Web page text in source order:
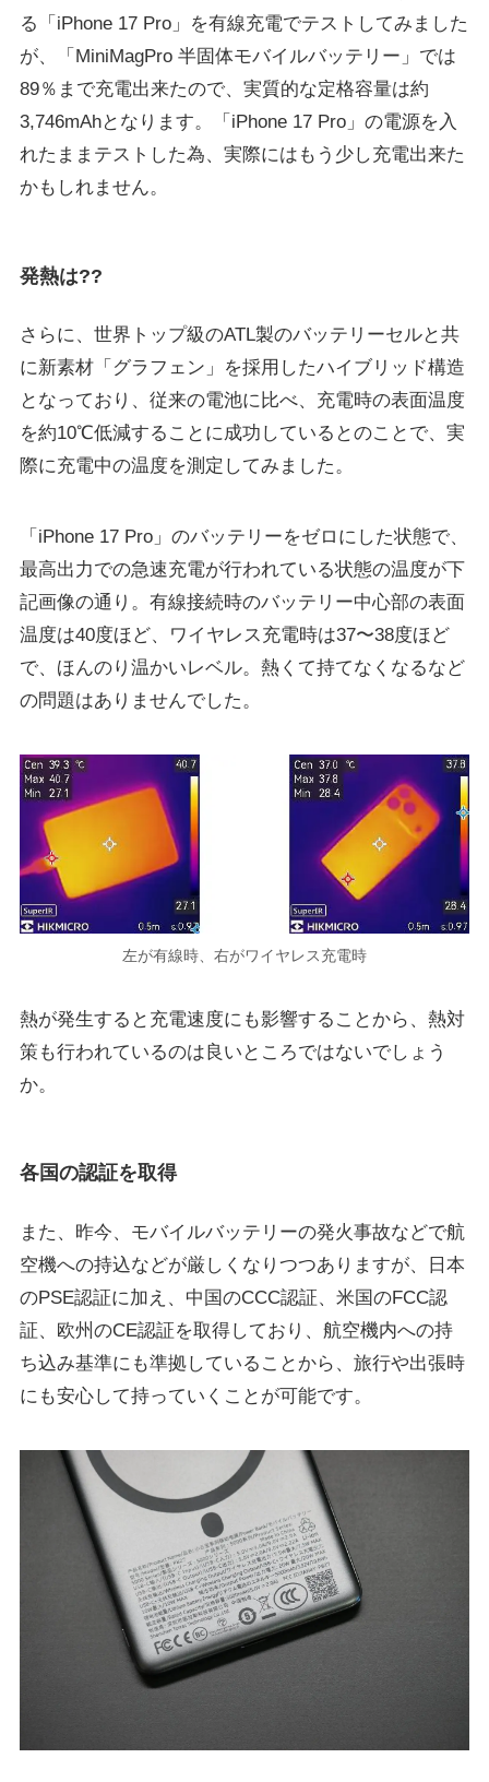
る「iPhone 17 Pro」を有線充電でテストしてみました
が、「MiniMagPro 半固体モバイルバッテリー」では
89％まで充電出来たので、実質的な定格容量は約
3,746mAhとなります。「iPhone 17 Pro」の電源を入
れたままテストした為、実際にはもう少し充電出来た
かもしれません。
発熱は??
さらに、世界トップ級のATL製のバッテリーセルと共
に新素材「グラフェン」を採用したハイブリッド構造
となっており、従来の電池に比べ、充電時の表面温度
を約10℃低減することに成功しているとのことで、実
際に充電中の温度を測定してみました。
「iPhone 17 Pro」のバッテリーをゼロにした状態で、
最高出力での急速充電が行われている状態の温度が下
記画像の通り。有線接続時のバッテリー中心部の表面
温度は40度ほど、ワイヤレス充電時は37〜38度ほど
で、ほんのり温かいレベル。熱くて持てなくなるなど
の問題はありませんでした。
左が有線時、右がワイヤレス充電時
熱が発生すると充電速度にも影響することから、熱対
策も行われているのは良いところではないでしょう
か。
各国の認証を取得
また、昨今、モバイルバッテリーの発火事故などで航
空機への持込などが厳しくなりつつありますが、日本
のPSE認証に加え、中国のCCC認証、米国のFCC認
証、欧州のCE認証を取得しており、航空機内への持
ち込み基準にも準拠していることから、旅行や出張時
にも安心して持っていくことが可能です。